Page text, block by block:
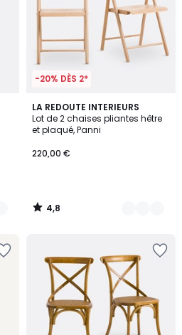
-20% DÈS 2*
LA REDOUTE INTERIEURS
Lot de 2 chaises pliantes hêtre
et plaqué, Panni
220,00 €
4,8
/ 5
2
Couleurs
4,8
/